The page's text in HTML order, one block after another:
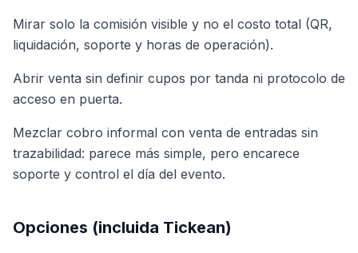
Mirar solo la comisión visible y no el costo total (QR,
liquidación, soporte y horas de operación).
Abrir venta sin definir cupos por tanda ni protocolo de
acceso en puerta.
Mezclar cobro informal con venta de entradas sin
trazabilidad: parece más simple, pero encarece
soporte y control el día del evento.
Opciones (incluida Tickean)